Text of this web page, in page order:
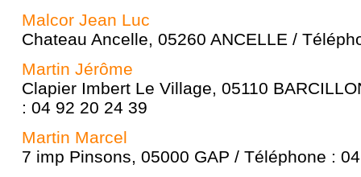
Malcor Jean Luc
Chateau Ancelle, 05260 ANCELLE /
Martin Jérôme
Clapier Imbert Le Village, 05110
: 04 92 20 24 39
Martin Marcel
7 imp Pinsons, 05000 GAP / Téléphone :